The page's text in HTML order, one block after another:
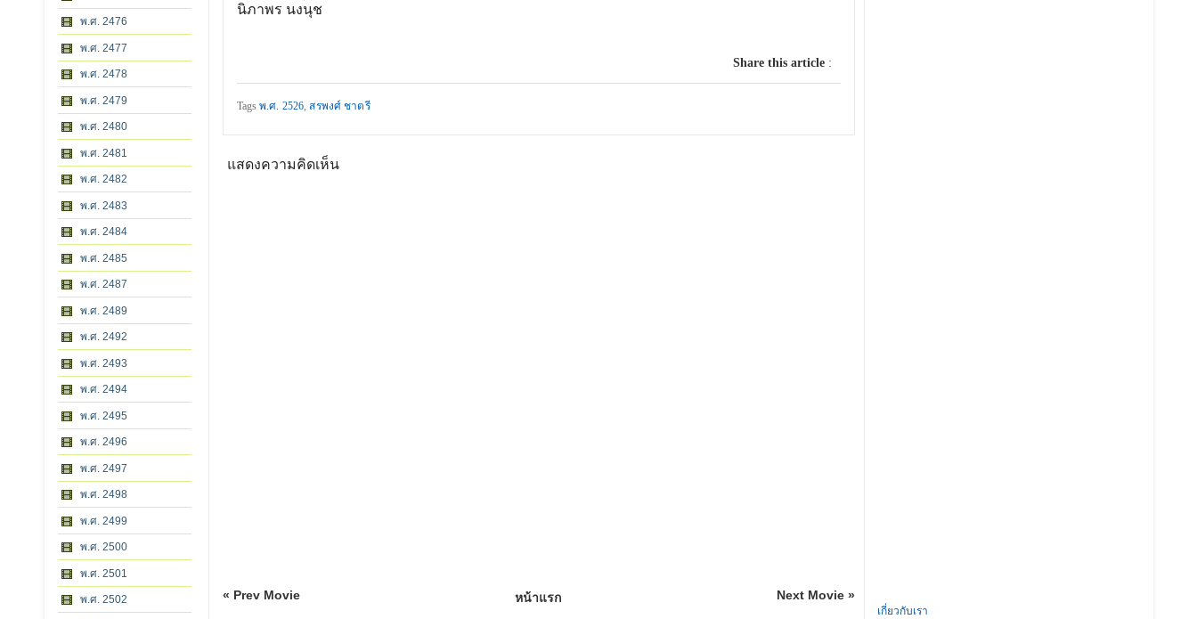
พ.ศ. 2476
พ.ศ. 2477
พ.ศ. 2478
พ.ศ. 2479
พ.ศ. 2480
พ.ศ. 2481
พ.ศ. 2482
พ.ศ. 2483
พ.ศ. 2484
พ.ศ. 2485
พ.ศ. 2487
พ.ศ. 2489
พ.ศ. 2492
พ.ศ. 2493
พ.ศ. 2494
พ.ศ. 2495
พ.ศ. 2496
พ.ศ. 2497
พ.ศ. 2498
พ.ศ. 2499
พ.ศ. 2500
พ.ศ. 2501
พ.ศ. 2502
นิภาพร นงนุช
Share this article:
Tagsพ.ศ. 2526,สรพงศ์ ชาตรี
แสดงความคิดเห็น
« Prev Movie Next Movie »
หน้าแรก
เกี่ยวกับเรา